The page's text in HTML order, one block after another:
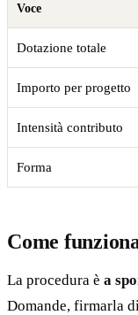
Voce
Dotazione totale
Importo per progetto
Intensità contributo
Forma
Come
La procedura è a
Domande, firmarla